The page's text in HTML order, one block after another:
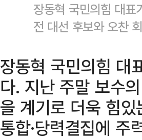
장동혁 국민의힘 대
전 대선 후보와 오찬
장동혁 국민의힘 대
다. 지난 주말 보수
을 계기로 더욱 힘
통합·당력결집에 주